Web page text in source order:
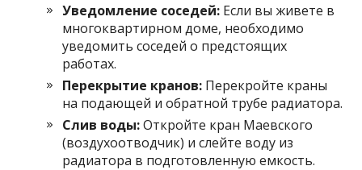
Уведомление соседей: Если вы живете в
многоквартирном доме, необходимо
уведомить соседей о предстоящих
работах.
Перекрытие кранов: Перекройте краны
на подающей и обратной трубе радиатора.
Слив воды:Откройте кран Маевского
(воздухоотводчик) и слейте воду из
радиатора в подготовленную емкость.